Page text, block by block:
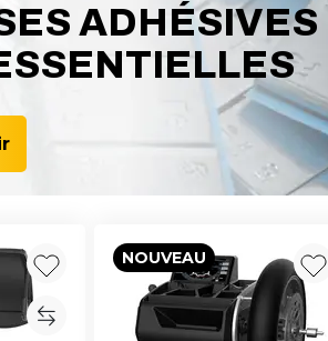
ADHÉSIVES
NOUVEAU